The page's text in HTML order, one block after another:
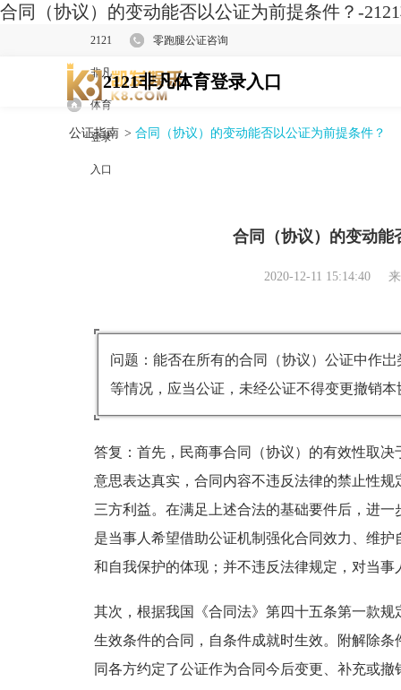
合同（协议）的变动能否以公证为前提条件？-
2121
非凡
体育
登录
入口
零跑腿公证咨询
2121非凡体育登录入口
公证指南 > 合同（协议）的变动能否以公证为前提条件？
合同（协议）的变动能
2020-12-11 15:14:40
问题：能否在所有的合同（协议）公证中作
等情况，应当公证，未经公证不得变更撤销本
答复：首先，民商事合同（协议）的有效性取
意思表达真实，合同内容不违反法律的禁止性
三方利益。在满足上述合法的基础要件后，进
是当事人希望借助公证机制强化合同效力、维
和自我保护的体现；并不违反法律规定，对当
其次，根据我国《合同法》第四十五条第一款
生效条件的合同，自条件成就时生效。附解除
同各方约定了公证作为合同今后变更、补充或